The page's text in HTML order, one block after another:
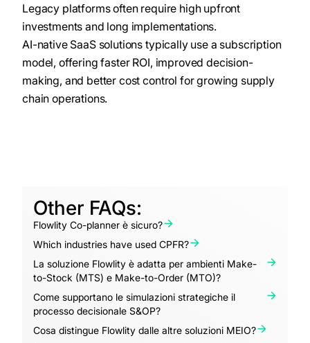
Legacy platforms often require high upfront
investments and long implementations.
AI-native SaaS solutions typically use a subscription
model, offering faster ROI, improved decision-
making, and better cost control for growing supply
chain operations.
Other FAQs:
Flowlity Co-planner è sicuro?
Which industries have used CPFR?
La soluzione Flowlity è adatta per ambienti Make-
to-Stock (MTS) e Make-to-Order (MTO)?
Come supportano le simulazioni strategiche il
processo decisionale S&OP?
Cosa distingue Flowlity dalle altre soluzioni MEIO?